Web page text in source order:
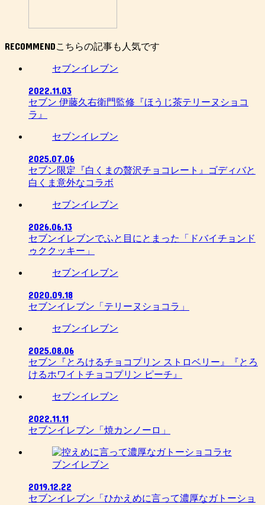
RECOMMEND
セブンイレブン
2022.11.03
セブン 伊藤久右衛門監修『ほうじ茶テリーヌショコ
ラ』
セブンイレブン
2025.07.06
セブン限定『白くまの贅沢チョコレート』ゴディバと
白くま意外なコラボ
セブンイレブン
2026.06.13
セブンイレブンでふと目にとまった「ドバイチョンド
ゥククッキー」
セブンイレブン
2020.09.18
セブンイレブン「テリーヌショコラ」
セブンイレブン
2025.08.06
セブン『とろけるチョコプリン ストロベリー』『とろ
けるホワイトチョコプリン ピーチ』
セブンイレブン
2022.11.11
セブンイレブン「焼カンノーロ」
セ
ブンイレブン
2019.12.22
セブンイレブン「ひかえめに言って濃厚なガトーショ